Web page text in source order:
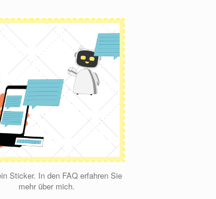
Sticker. In den FAQ erfahren Sie
mehr über mich.